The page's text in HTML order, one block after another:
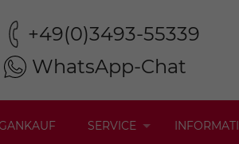
+49(0)3493-55339
WhatsApp-Chat
SERVICE